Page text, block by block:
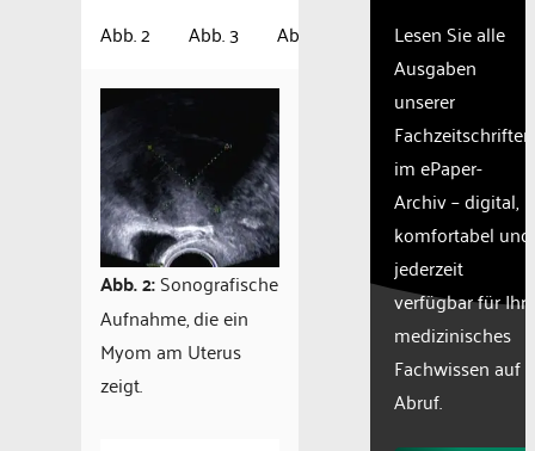
Abb. 2
Abb. 3 Abb. 4 Abb. 5 Abb. 6
Abb. 2:Sonografische
Aufnahme, die ein
Myom am Uterus
zeigt.
Lesen Sie alle
Ausgaben
unserer
Fachzeitschriften
im ePaper-
Archiv – digital,
komfortabel und
jederzeit
verfügbar für Ihr
medizinisches
Fachwissen auf
Abruf.